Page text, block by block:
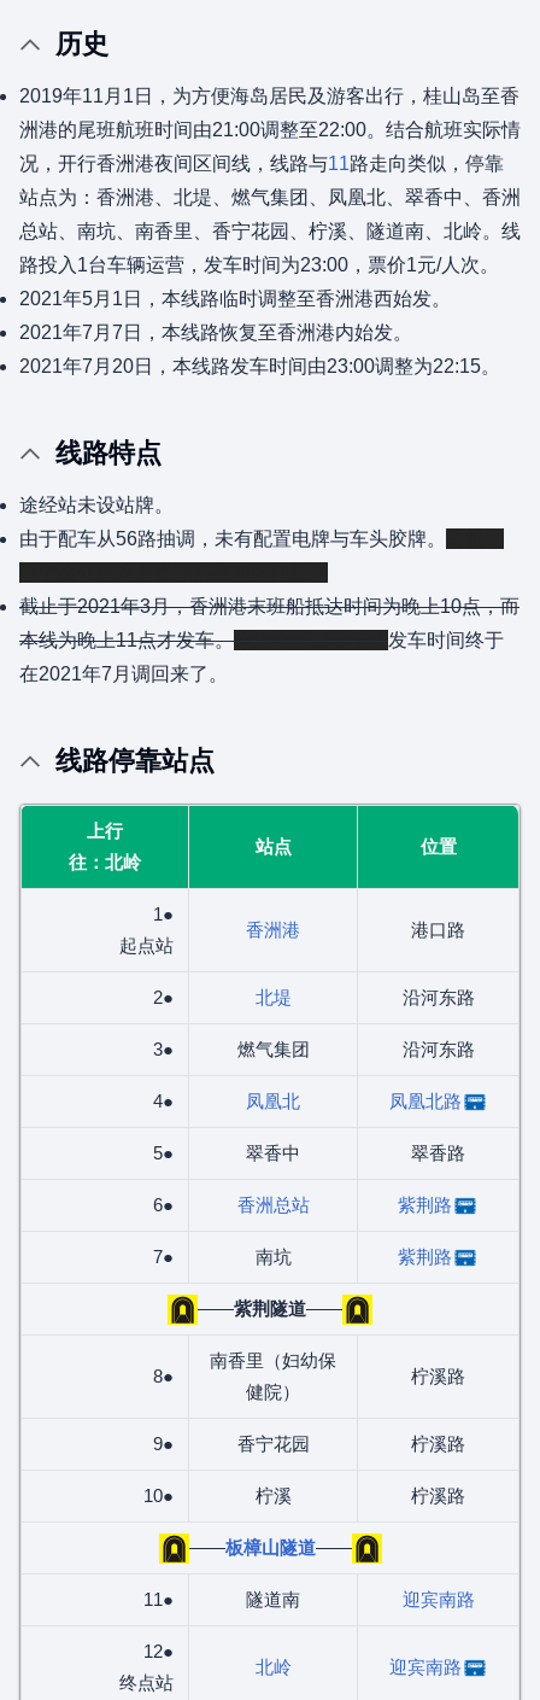
历史
2019年11月1日，为方便海岛居民及游客出行，桂山岛至香
洲港的尾班航班时间由21:00调整至22:00。结合航班实际情
况，开行香洲港夜间区间线，线路与11路走向类似，停靠
站点为：香洲港、北堤、燃气集团、凤凰北、翠香中、香洲
总站、南坑、南香里、香宁花园、柠溪、隧道南、北岭。线
路投入1台车辆运营，发车时间为23:00，票价1元/人次。
2021年5月1日，本线路临时调整至香洲港西始发。
2021年7月7日，本线路恢复至香洲港内始发。
2021年7月20日，本线路发车时间由23:00调整为22:15。
线路特点
途经站未设站牌。
由于配车从56路抽调，未有配置电牌与车头胶牌。
截止于2021年3月，香洲港末班船抵达时间为晚上10点，而
本线为晚上11点才发车。你运空气跟凳子？发车时间终于
在2021年7月调回来了。
线路停靠站点
上行
往：北岭
站点 位置
1●
起点站
香洲港 港口路
2● 北堤 沿河东路
3● 燃气集团 沿河东路
4● 凤凰北 凤凰北路
5● 翠香中 翠香路
6● 香洲总站 紫荆路
7● 南坑 紫荆路
——紫荆隧道——
8●
南香里（妇幼保
健院）
柠溪路
9● 香宁花园 柠溪路
10● 柠溪 柠溪路
——板樟山隧道——
11● 隧道南 迎宾南路
12●
终点站
北岭 迎宾南路